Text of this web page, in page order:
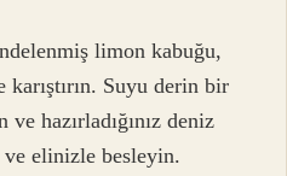
limon kabuğu,
Suyu derin bir
hazırladığınız deniz
elinizle besleyin.